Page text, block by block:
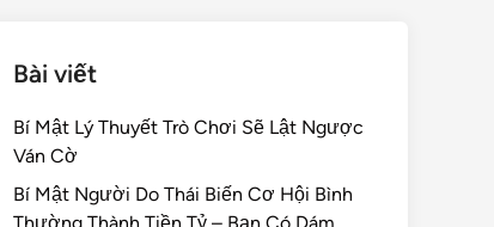
Bài viết
Bí Mật Lý Thuyết Trò Chơi Sẽ Lật Ngược
Ván Cờ
Bí Mật Người Do Thái Biến Cơ Hội Bình